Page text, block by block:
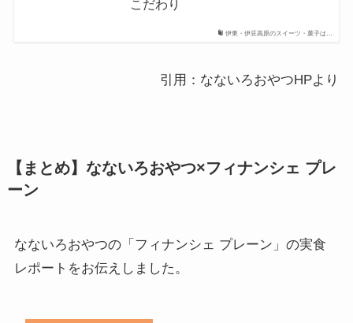
伊東・伊豆高原のスイーツ・菓子は…
こだわり
引用：なないろおやつHPより
【まとめ】なないろおやつ×フィナンシェ プレ
ーン
なないろおやつの「フィナンシェ プレーン」の実食
レポートをお伝えしました。